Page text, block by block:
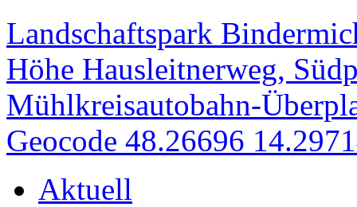
Landschaftspark
Höhe Hausleitnerweg,
Mühlkreisautobahn-
Geocode 48.26696
Aktuell